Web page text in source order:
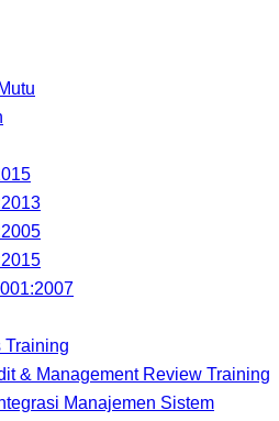
Training
& Management Review Training
Manajemen Sistem